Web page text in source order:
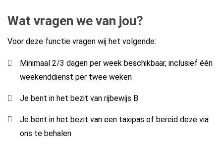
Wat vragen we van jou?
Voor deze functie vragen wij het volgende:
Minimaal 2/3 dagen per week beschikbaar, inclusief één
weekenddienst per twee weken
Je bent in het bezit van rijbewijs B
Je bent in het bezit van een taxipas of bereid deze via
ons te behalen